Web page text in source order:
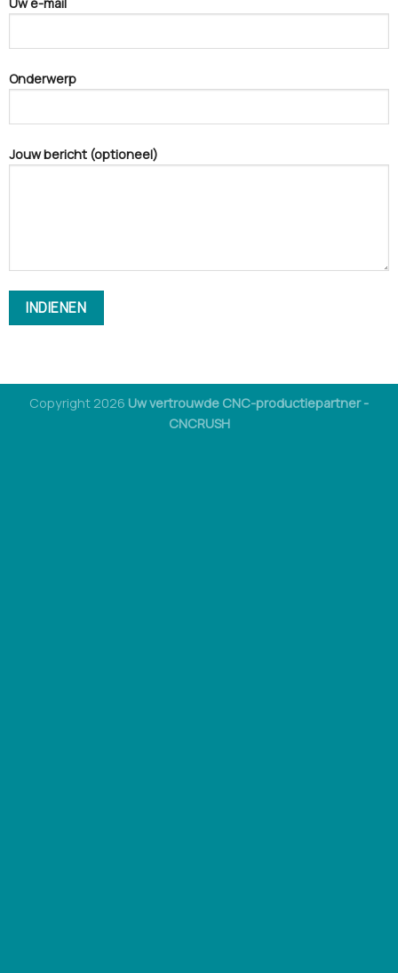
Uw e-mail
Onderwerp
Jouw bericht (optioneel)
Copyright 2026 Uw vertrouwde CNC-productiepartner -
CNCRUSH